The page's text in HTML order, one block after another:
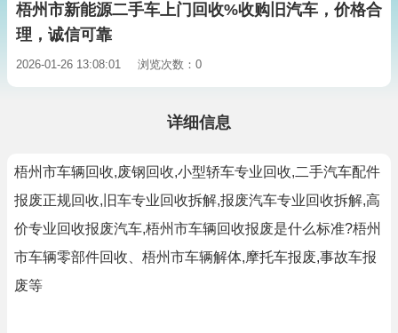
梧州市新能源二手车上门回收%收购旧汽车，价格合
理，诚信可靠
2026-01-26 13:08:01 浏览次数：0
详细信息
梧州市车辆回收,废钢回收,小型轿车专业回收,二手汽车配件
报废正规回收,旧车专业回收拆解,报废汽车专业回收拆解,高
价专业回收报废汽车,梧州市车辆回收报废是什么标准?梧州
市车辆零部件回收、梧州市车辆解体,摩托车报废,事故车报
废等